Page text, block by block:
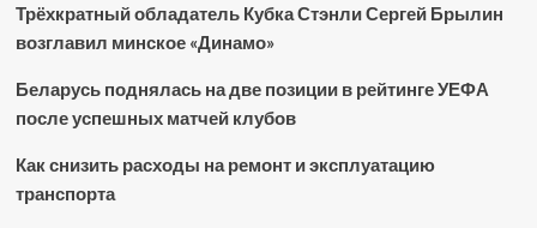
Трёхкратный обладатель Кубка Стэнли Сергей Брылин
возглавил минское «Динамо»
Беларусь поднялась на две позиции в рейтинге УЕФА
после успешных матчей клубов
Как снизить расходы на ремонт и эксплуатацию
транспорта